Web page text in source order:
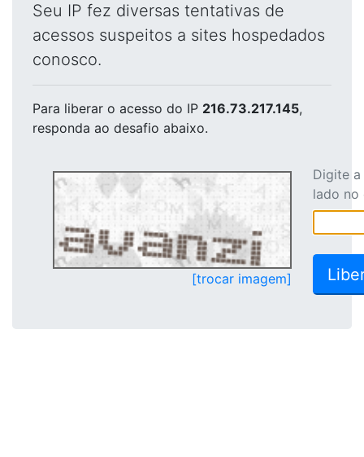
Seu IP fez diversas tentativas de
acessos suspeitos a sites hospedados
conosco.
Para liberar o acesso do IP 216.73.217.145,
responda ao desafio abaixo.
[trocar imagem]
Digite
lado no